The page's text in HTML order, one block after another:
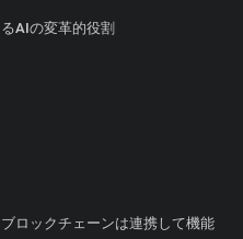
AIの変革的役割
ロックチェーンは連携して機能